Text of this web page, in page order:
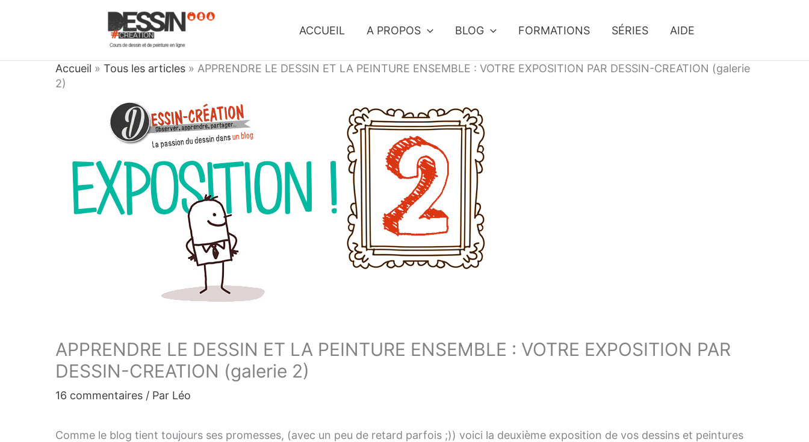
ACCUEIL A PROPOS BLOG FORMATIONS SÉRIES AIDE
Accueil » Tous les articles » APPRENDRE LE DESSIN ET LA PEINTURE ENSEMBLE : VOTRE EXPOSITION PAR DESSIN-CREATION (galerie
2)
APPRENDRE LE DESSIN ET LA PEINTURE ENSEMBLE : VOTRE EXPOSITION PAR
DESSIN-CREATION (galerie 2)
16 commentaires / Par Léo
Comme le blog tient toujours ses promesses, (avec un peu de retard parfois ;)) voici la deuxième exposition de vos dessins et peintures